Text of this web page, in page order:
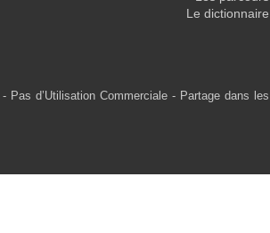
Le dictionnaire
d’Utilisation Commerciale - Partage dans les